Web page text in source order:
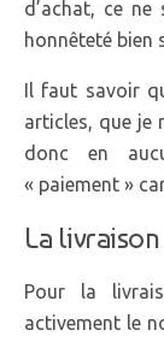
d’achat, ce
honnêteté bien
Il faut savoir
articles, que je
donc en
« paiement »
La livraison
Pour la
activement le